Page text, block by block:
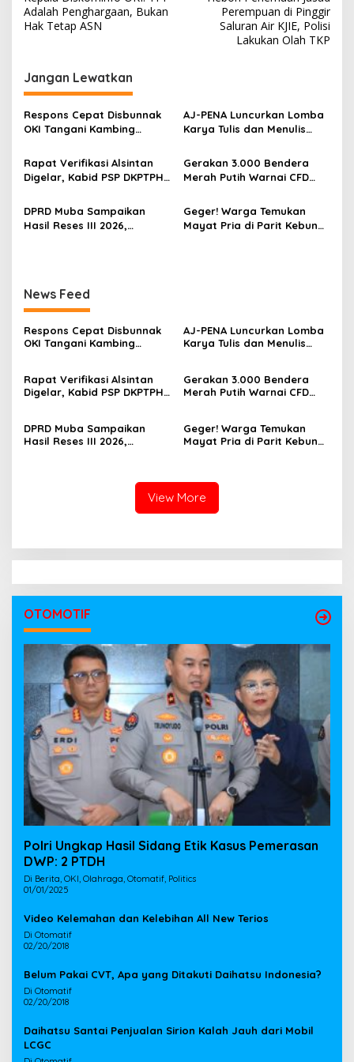
a
v
g
a
s
i
p
o
s
Adalah Penghargaan, Bukan
Hak Tetap ASN
Perempuan di Pinggir
Saluran Air KJIE, Polisi
Lakukan Olah TKP
Jangan Lewatkan
Respons Cepat Disbunnak
OKI Tangani Kambing
Peternak Diminta Waspadai
Penularan
‎AJ-PENA Luncurkan Lomba
Karya Tulis dan Menulis
Membangun Generasi
Jurnalis Muda Berdaya
Rapat Verifikasi Alsintan
Digelar, Kabid PSP DKPTPH
Sorotan Dugaan Gratifikasi
Gerakan 3.000 Bendera
Merah Putih Warnai CFD
HUT Ke-81 RI dengan
Semangat Persatuan
DPRD Muba Sampaikan
Hasil Reses III 2026,
Geger! Warga Temukan
Mayat Pria di Parit Kebun
News Feed
Respons Cepat Disbunnak
OKI Tangani Kambing
Penularan
‎AJ-PENA Luncurkan Lomba
Karya Tulis dan Menulis
Jurnalis Muda Berdaya
Saing
Rapat Verifikasi Alsintan
Digelar, Kabid PSP DKPTPH
Gerakan 3.000 Bendera
Merah Putih Warnai CFD
Semangat Persatuan
DPRD Muba Sampaikan
Hasil Reses III 2026,
Geger! Warga Temukan
Mayat Pria di Parit Kebun
View More
OTOMOTIF
Polri Ungkap Hasil Sidang Etik Kasus Pemerasan
DWP: 2 PTDH
Di Berita, OKI, Olahraga, Otomatif, Politics
01/01/2025
Video Kelemahan dan Kelebihan All New Terios
Di Otomatif
02/20/2018
Belum Pakai CVT, Apa yang Ditakuti Daihatsu Indonesia?
Di Otomatif
02/20/2018
Daihatsu Santai Penjualan Sirion Kalah Jauh dari Mobil
LCGC